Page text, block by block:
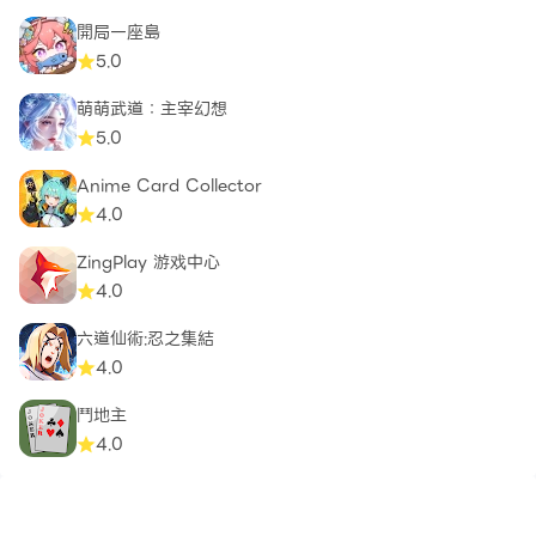
開局一座島
5.0
萌萌武道：主宰幻想
5.0
Anime Card Collector
4.0
ZingPlay 游戏中心
4.0
六道仙術:忍之集結
4.0
鬥地主
4.0